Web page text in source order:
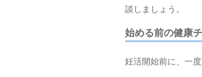
談しましょう。
始める前の健康
妊活開始前に、一